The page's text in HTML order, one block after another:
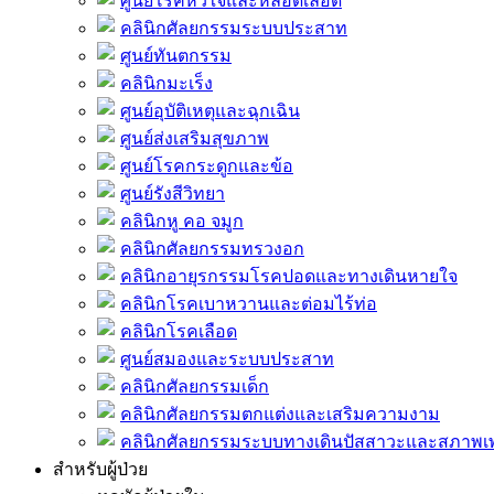
คลินิกศัลยกรรมระบบประสาท
ศูนย์ทันตกรรม
คลินิกมะเร็ง
ศูนย์อุบัติเหตุและฉุกเฉิน
ศูนย์ส่งเสริมสุขภาพ
ศูนย์โรคกระดูกและข้อ
ศูนย์รังสีวิทยา
คลินิกหู คอ จมูก
คลินิกศัลยกรรมทรวงอก
คลินิกอายุรกรรมโรคปอดและทางเดินหายใจ
คลินิกโรคเบาหวานและต่อมไร้ท่อ
คลินิกโรคเลือด
ศูนย์สมองและระบบประสาท
คลินิกศัลยกรรมเด็ก
คลินิกศัลยกรรมตกแต่งและเสริมความงาม
คลินิกศัลยกรรมระบบทางเดินปัสสาวะและสภาพเ
สำหรับผู้ป่วย